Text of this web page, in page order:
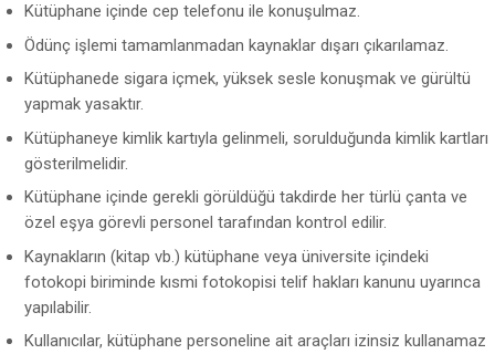
Kütüphane içinde cep telefonu ile konuşulmaz.
Ödünç işlemi tamamlanmadan kaynaklar dışarı çıkarılamaz.
Kütüphanede sigara içmek, yüksek sesle konuşmak ve gürültü
yapmak yasaktır.
Kütüphaneye kimlik kartıyla gelinmeli, sorulduğunda kimlik kartları
gösterilmelidir.
Kütüphane içinde gerekli görüldüğü takdirde her türlü çanta ve
özel eşya görevli personel tarafından kontrol edilir.
Kaynakların (kitap vb.) kütüphane veya üniversite içindeki
fotokopi biriminde kısmi fotokopisi telif hakları kanunu uyarınca
yapılabilir.
Kullanıcılar, kütüphane personeline ait araçları izinsiz kullanamaz